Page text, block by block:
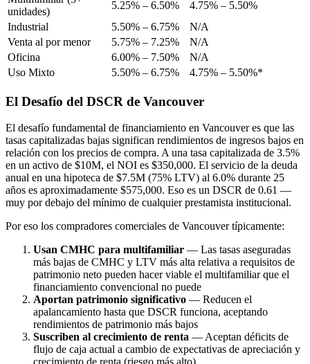
unidades)
5.25% – 6.50%
4.75% – 5.50%
Industrial
5.50% – 6.75%
N/A
Venta al por menor
5.75% – 7.25%
N/A
Oficina
6.00% – 7.50%
N/A
Uso Mixto
5.50% – 6.75% 4.75% – 5.50%*
El Desafío del DSCR de Vancouver
El desafío fundamental de financiamiento en Vancouver es que las
tasas capitalizadas bajas significan rendimientos de ingresos bajos en
relación con los precios de compra. A una tasa capitalizada de 3.5%
en un activo de $10M, el NOI es $350,000. El servicio de la deuda
anual en una hipoteca de $7.5M (75% LTV) al 6.0% durante 25
años es aproximadamente $575,000. Eso es un DSCR de 0.61 —
muy por debajo del mínimo de cualquier prestamista institucional.
Por eso los compradores comerciales de Vancouver típicamente:
Usan CMHC para multifamiliar — Las tasas aseguradas
más bajas de CMHC y LTV más alta relativa a requisitos de
patrimonio neto pueden hacer viable el multifamiliar que el
financiamiento convencional no puede
Aportan patrimonio significativo — Reducen el
apalancamiento hasta que DSCR funciona, aceptando
rendimientos de patrimonio más bajos
Suscriben al crecimiento de renta — Aceptan déficits de
flujo de caja actual a cambio de expectativas de apreciación y